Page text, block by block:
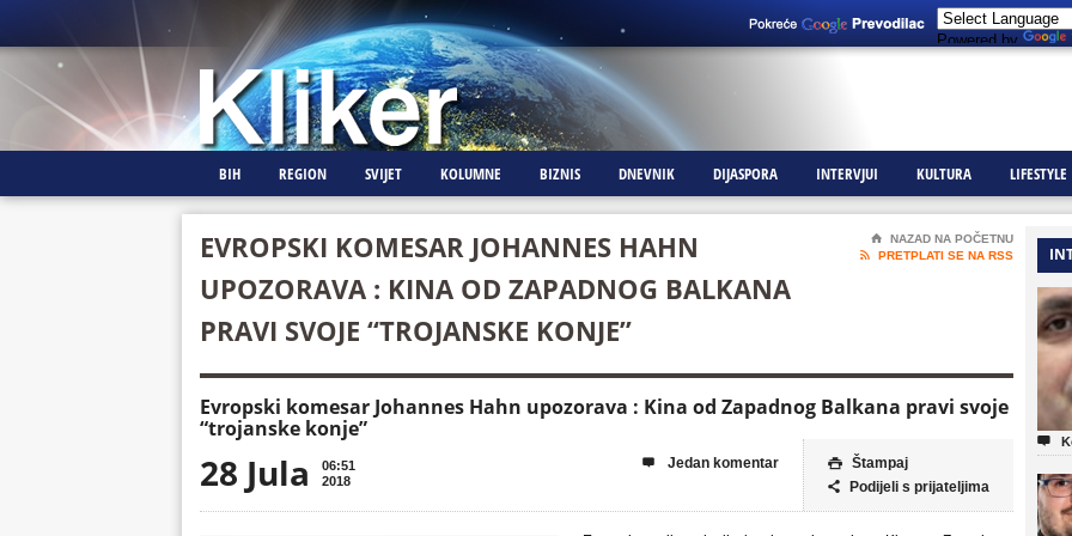
Powered by
BIH REGION SVIJET KOLUMNE BIZNIS DNEVNIK DIJASPORA INTERVJUI KULTURA LIFESTYLE
EVROPSKI KOMESAR JOHANNES HAHN
UPOZORAVA : KINA OD ZAPADNOG BALKANA
PRAVI SVOJE “TROJANSKE KONJE”
⌂
NAZAD NA POČETNU

PRETPLATI SE NA RSS
Evropski komesar Johannes Hahn upozorava : Kina od Zapadnog Balkana pravi svoje
“trojanske konje”
28 Jula
06:51
2018
 Štampaj
 Podijeli s prijateljima
 Jedan komentar
